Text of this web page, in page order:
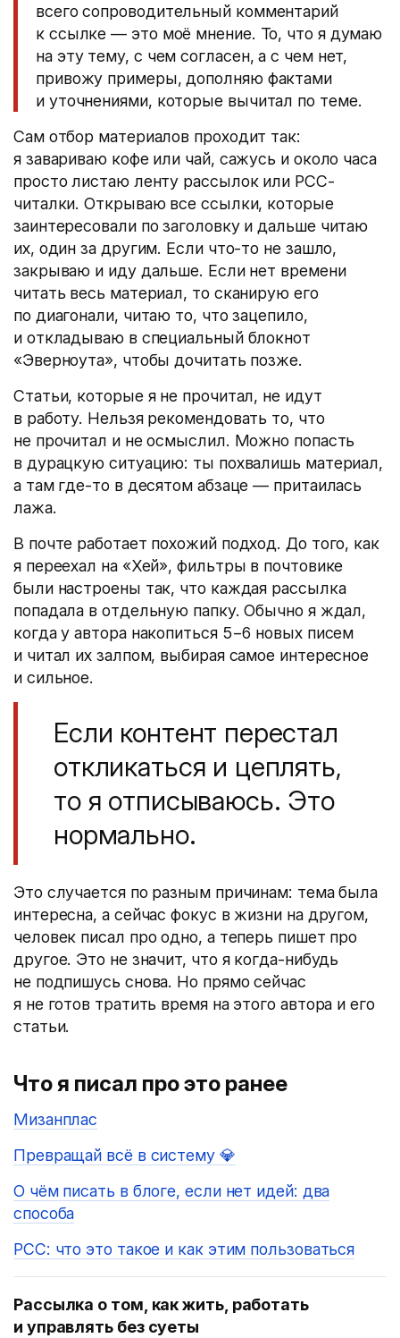
всего сопроводительный комментарий
к ссылке — это моё мнение. То, что я думаю
на эту тему, с чем согласен, а с чем нет,
привожу примеры, дополняю фактами
и уточнениями, которые вычитал по теме.
Сам отбор материалов проходит так:
я завариваю кофе или чай, сажусь и около часа
просто листаю ленту рассылок или РСС-
читалки. Открываю все ссылки, которые
заинтересовали по заголовку и дальше читаю
их, один за другим. Если что-то не зашло,
закрываю и иду дальше. Если нет времени
читать весь материал, то сканирую его
по диагонали, читаю то, что зацепило,
и откладываю в специальный блокнот
«Эверноута», чтобы дочитать позже.
Статьи, которые я не прочитал, не идут
в работу. Нельзя рекомендовать то, что
не прочитал и не осмыслил. Можно попасть
в дурацкую ситуацию: ты похвалишь материал,
а там где-то в десятом абзаце — притаилась
лажа.
В почте работает похожий подход. До того, как
я переехал на «Хей», фильтры в почтовике
были настроены так, что каждая рассылка
попадала в отдельную папку. Обычно я ждал,
когда у автора накопиться 5−6 новых писем
и читал их залпом, выбирая самое интересное
и сильное.
Если контент перестал
откликаться и цеплять,
то я отписываюсь. Это
нормально.
Это случается по разным причинам: тема была
интересна, а сейчас фокус в жизни на другом,
человек писал про одно, а теперь пишет про
другое. Это не значит, что я когда-нибудь
не подпишусь снова. Но прямо сейчас
я не готов тратить время на этого автора и его
статьи.
Что я писал про это ранее
Мизанплас
Превращай всё в систему 💎
О чём писать в блоге, если нет идей: два
способа
РСС: что это такое и как этим пользоваться
Рассылка о том, как жить, работать
и управлять без суеты